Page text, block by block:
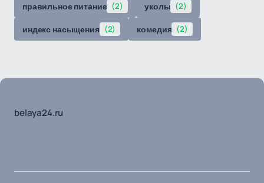
правильное питание (2) уколы (2)
индекс насыщения (2) комедия (2)
belaya24.ru